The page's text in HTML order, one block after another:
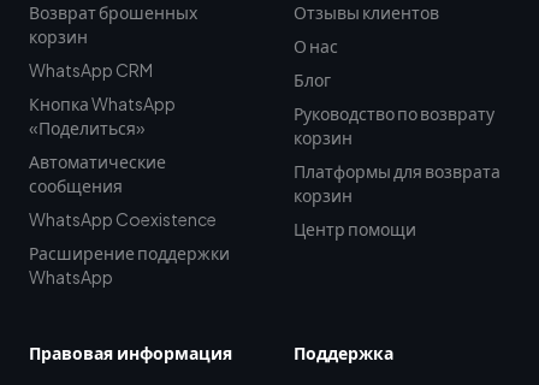
Возврат брошенных
корзин
WhatsApp CRM
Кнопка WhatsApp
«Поделиться»
Автоматические
сообщения
WhatsApp Coexistence
Расширение поддержки
WhatsApp
Отзывы клиентов
О нас
Блог
Руководство по возврату
корзин
Платформы для возврата
корзин
Центр помощи
Правовая информация Поддержка